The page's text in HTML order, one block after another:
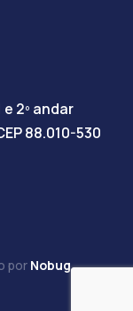
e 2º andar
88.010-530
por Nobug